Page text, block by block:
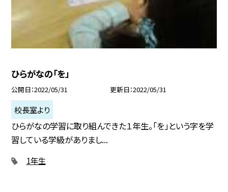
ひらがなの「を」
公開日 2022/05/31 更新日 2022/05/31
校長室より
ひらがなの学習に取り組んできた１年生。「を」という字を学
習している学級がありまし...
1年生